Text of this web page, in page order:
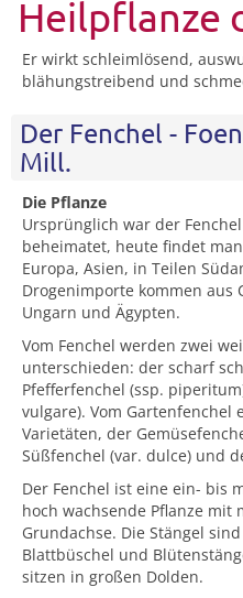
Heilpflanze
Er wirkt schleimlösend,
blähungstreibend und
Der Fenchel -
Mill.
Die Pflanze
Ursprünglich war der
beheimatet, heute findet
Europa, Asien, in Teilen
Drogenimporte kommen aus
Ungarn und Ägypten.
Vom Fenchel werden zwei
unterschieden: der scharf
Pfefferfenchel (ssp.
vulgare). Vom
Varietäten, der
Süßfenchel (var. dulce) und
Der Fenchel ist eine ein- bis
hoch wachsende Pflanze mit
Grundachse. Die Stängel
Blattbüschel und
sitzen in großen Dolden.